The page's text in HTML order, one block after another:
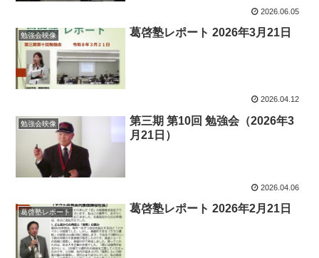
2026.06.05
勉強会映像 葛啓塾レポート 2026年3月21日
2026.04.12
勉強会映像
第三期 第10回 勉強会（2026年3
月21日）
2026.04.06
葛啓塾レポート 葛啓塾レポート 2026年2月21日